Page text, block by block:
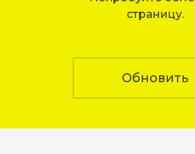
страницу.
Обновить